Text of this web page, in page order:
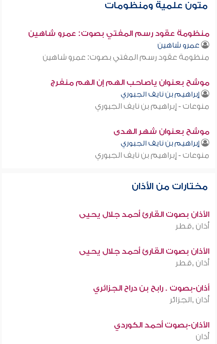
متون علمية ومنظومات
منظومة عقود رسم المفتي بصوت: عمرو شاهين
عمرو شاهين
منظومة عقود رسم المفتي بصوت: عمرو شاهين
موشح بعنوان ياصاحب الهم إن الهم منفرج
إبراهيم بن نايف الجبوري
منوعات - إبراهيم بن نايف الجبوري
موشح بعنوان شهر الهدى
إبراهيم بن نايف الجبوري
منوعات - إبراهيم بن نايف الجبوري
مختارات من الأذان
الأذان بصوت القارئ أحمد جلال يحيى
أذان ,قطر
الأذان بصوت القارئ أحمد جلال يحيى
أذان ,قطر
أذان-بصوت . رابح بن دراح الجزائري
أذان ,الجزائر
الأذان-بصوت أحمد الكوردي
أذان